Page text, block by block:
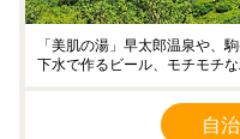
「美肌の湯」早太郎温泉や、
下水で作るビール、モチモチ
自